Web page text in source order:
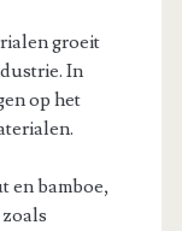
groeit
In
op het
en bamboe,